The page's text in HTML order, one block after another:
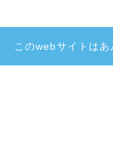
このwebサイトはあ